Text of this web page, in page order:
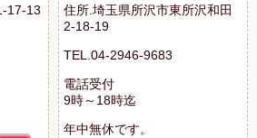
17-13
住所.埼玉県所沢市東所沢和田
2-18-19
TEL.04-2946-9683
電話受付
9時～18時迄
年中無休です。